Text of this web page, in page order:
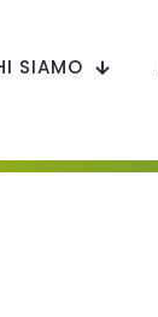
SIAMO